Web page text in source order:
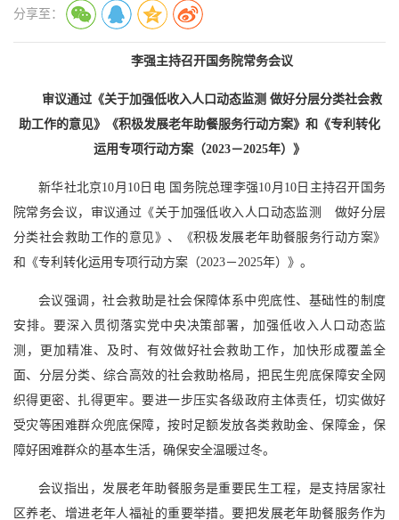
分享至：
李强主持召开国务院常务会议
审议通过《关于加强低收入人口动态监测 做好分层分类社会救
助工作的意见》《积极发展老年助餐服务行动方案》和《专利转化
运用专项行动方案（2023－2025年）》
新华社北京10月10日电 国务院总理李强10月10日主持召开国务
院常务会议，审议通过《关于加强低收入人口动态监测 做好分层
分类社会救助工作的意见》、《积极发展老年助餐服务行动方案》
和《专利转化运用专项行动方案（2023－2025年）》。
会议强调，社会救助是社会保障体系中兜底性、基础性的制度
安排。要深入贯彻落实党中央决策部署，加强低收入人口动态监
测，更加精准、及时、有效做好社会救助工作，加快形成覆盖全
面、分层分类、综合高效的社会救助格局，把民生兜底保障安全网
织得更密、扎得更牢。要进一步压实各级政府主体责任，切实做好
受灾等困难群众兜底保障，按时足额发放各类救助金、保障金，保
障好困难群众的基本生活，确保安全温暖过冬。
会议指出，发展老年助餐服务是重要民生工程，是支持居家社
区养老、增进老年人福祉的重要举措。要把发展老年助餐服务作为